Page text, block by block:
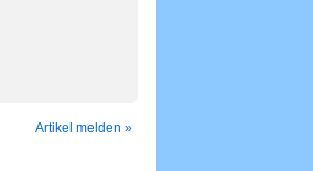
Artikel melden »